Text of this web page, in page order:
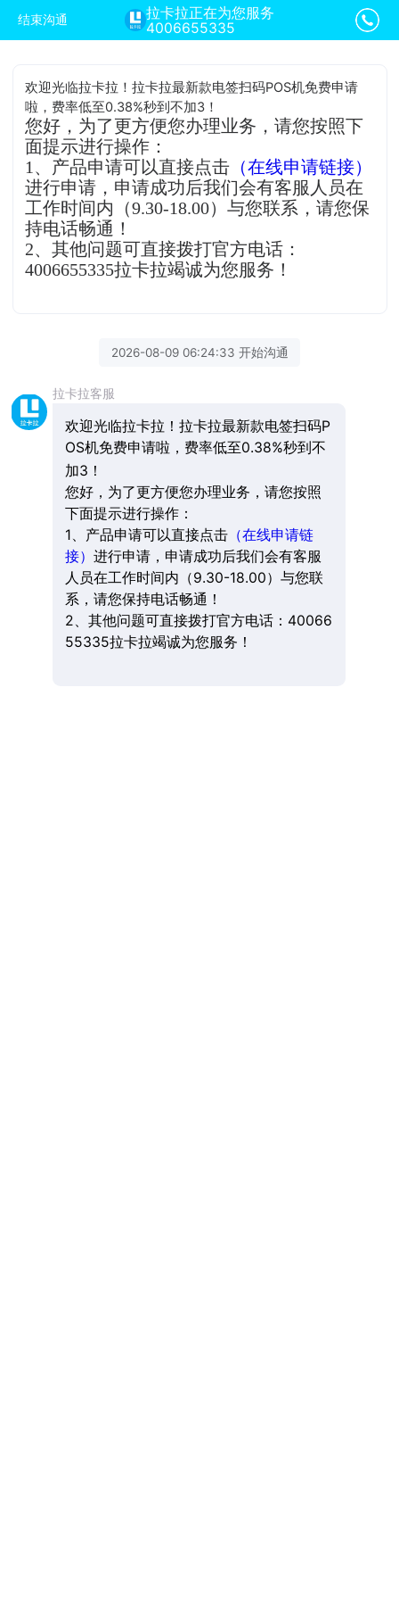
结束沟通
拉卡拉正在为您服务
4006655335
欢迎光临拉卡拉！拉卡拉最新款电签扫码POS机免费申请
啦，费率低至0.38%秒到不加3！
您好，为了更方便您办理业务，请您按照下
面提示进行操作：
1、产品申请可以直接点击 （在线申请链接）
进行申请，申请成功后我们会有客服人员在
工作时间内（9.30-18.00）与您联系，请您保
持电话畅通！
2、其他问题可直接拨打官方电话：
4006655335拉卡拉竭诚为您服务！
2026-08-09 06:24:33 开始沟通
拉卡拉客服
欢迎光临拉卡拉！拉卡拉最新款电签扫码P
OS机免费申请啦，费率低至0.38%秒到不
加3！
您好，为了更方便您办理业务，请您按照
下面提示进行操作：
1、产品申请可以直接点击（在线申请链
接） 进行申请，申请成功后我们会有客服
人员在工作时间内（9.30-18.00）与您联
系，请您保持电话畅通！
2、其他问题可直接拨打官方电话：40066
55335拉卡拉竭诚为您服务！